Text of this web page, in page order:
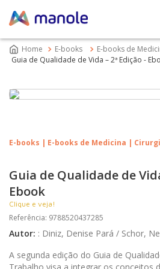
E-books E-books de
Guia de Qualidade de Vida – 2ª Edição -
E-books | E-books de Medicina |
Guia de Qualidade de
Ebook
Clique e veja!
Referência: 9788520437285
Autor: : Diniz, Denise Pará / Schor,
A segunda edição do Guia de